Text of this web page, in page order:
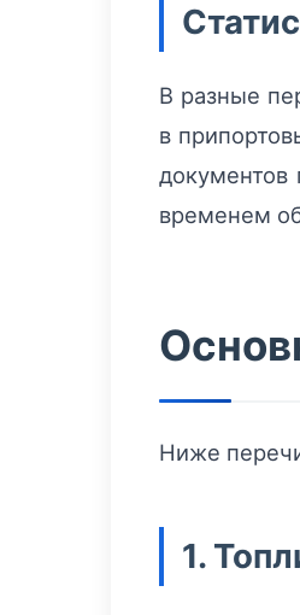
В разные
в
документов
временем
Ниже
1.